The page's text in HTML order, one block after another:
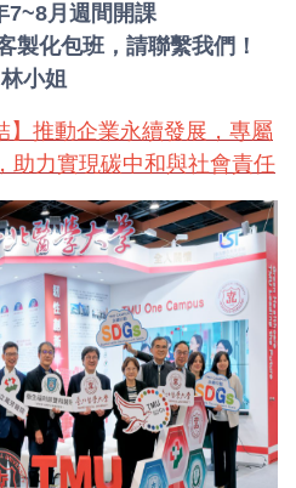
7~8月週間開課
製化包班，請聯繫我們！
小姐
】推動企業永續發展，專屬
助力實現碳中和與社會責任